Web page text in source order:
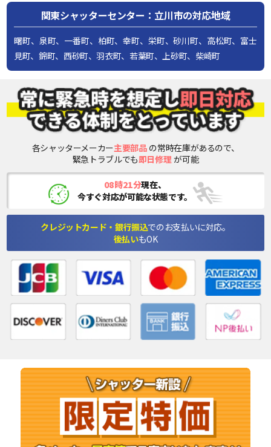
関東シャッターセンター：立川市の対応地域
曙町、泉町、一番町、柏町、幸町、栄町、砂川町、高松町、富士
見町、錦町、西砂町、羽衣町、若葉町、上砂町、柴崎町
各シャッターメーカー主要部品 の常時在庫があるので、
緊急トラブルでも即日修理 が可能
08時21分現在、
今すぐ対応が可能な状態です。
クレジットカード・銀行振込でのお支払いに対応。
後払いもOK